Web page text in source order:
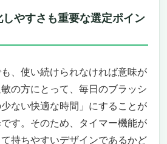
電動歯ブラシ ドルツ ハイグレー
むあなたへ。毎日の歯磨きが
勧める“ヨコ磨き”を、あなたも
、しっかりやさしく。細やかな
日に違いを生む。
値があるから、もう他の歯ブラ
やすさも重要な選定ポイン
、使い続けられなければ意味が
の方にとって、毎日のブラッシ
ない快適な時間」にすることが
す。そのため、タイマー機能が
持ちやすいデザインであるかど